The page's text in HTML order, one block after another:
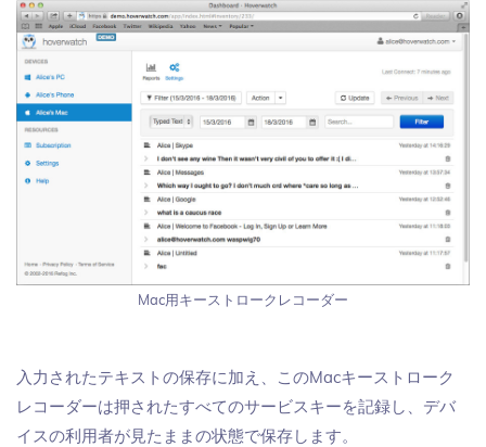
Mac用キーストロークレコーダー
入力されたテキストの保存に加え、このMacキーストローク
レコーダーは押されたすべてのサービスキーを記録し、デバ
イスの利用者が見たままの状態で保存します。